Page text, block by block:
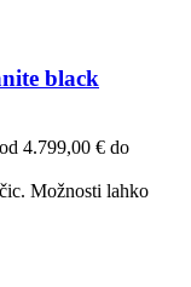
black
4.799,00 € do
Možnosti lahko